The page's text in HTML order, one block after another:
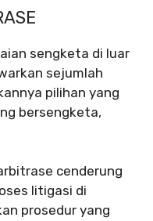
sengketa di luar
sejumlah
pilihan yang
bersengketa,
cenderung
litigasi di
prosedur yang